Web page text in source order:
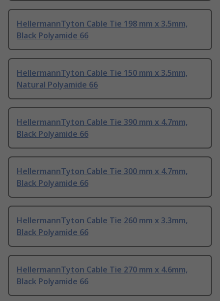
HellermannTyton Cable Tie 198 mm x 3.5mm,
Black Polyamide 66
HellermannTyton Cable Tie 150 mm x 3.5mm,
Natural Polyamide 66
HellermannTyton Cable Tie 390 mm x 4.7mm,
Black Polyamide 66
HellermannTyton Cable Tie 300 mm x 4.7mm,
Black Polyamide 66
HellermannTyton Cable Tie 260 mm x 3.3mm,
Black Polyamide 66
HellermannTyton Cable Tie 270 mm x 4.6mm,
Black Polyamide 66